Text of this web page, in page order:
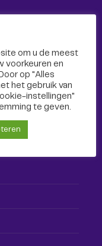
ook via social
om u de meest
voorkeuren en
op "Alles
het gebruik van
instellingen"
te geven.